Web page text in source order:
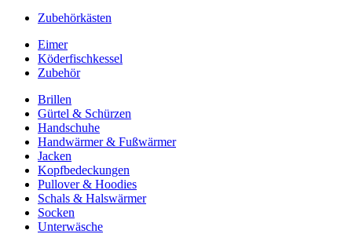
Zubehörkästen
Eimer
Köderfischkessel
Zubehör
Brillen
Gürtel & Schürzen
Handschuhe
Handwärmer & Fußwärmer
Jacken
Kopfbedeckungen
Pullover & Hoodies
Schals & Halswärmer
Socken
Unterwäsche